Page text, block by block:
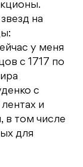
на
у меня
с 1717 по
с
и
в том числе
для